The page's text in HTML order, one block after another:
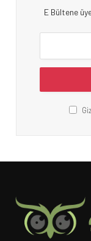
E Bültene